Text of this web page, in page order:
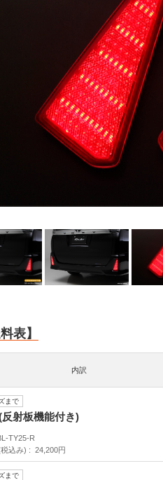
表】
内訳
まで
反射板機能付き)
TY25-R
込み)
24,200円
まで